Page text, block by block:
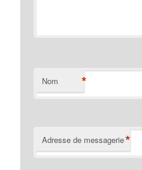
Nom *
Adresse de messagerie*